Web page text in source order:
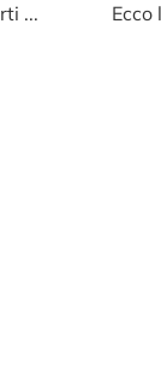
Progetti illuminotecnici da non farti scappare! Eccoti la lampada a sospensione moderna Japan L sospensione di Midj.